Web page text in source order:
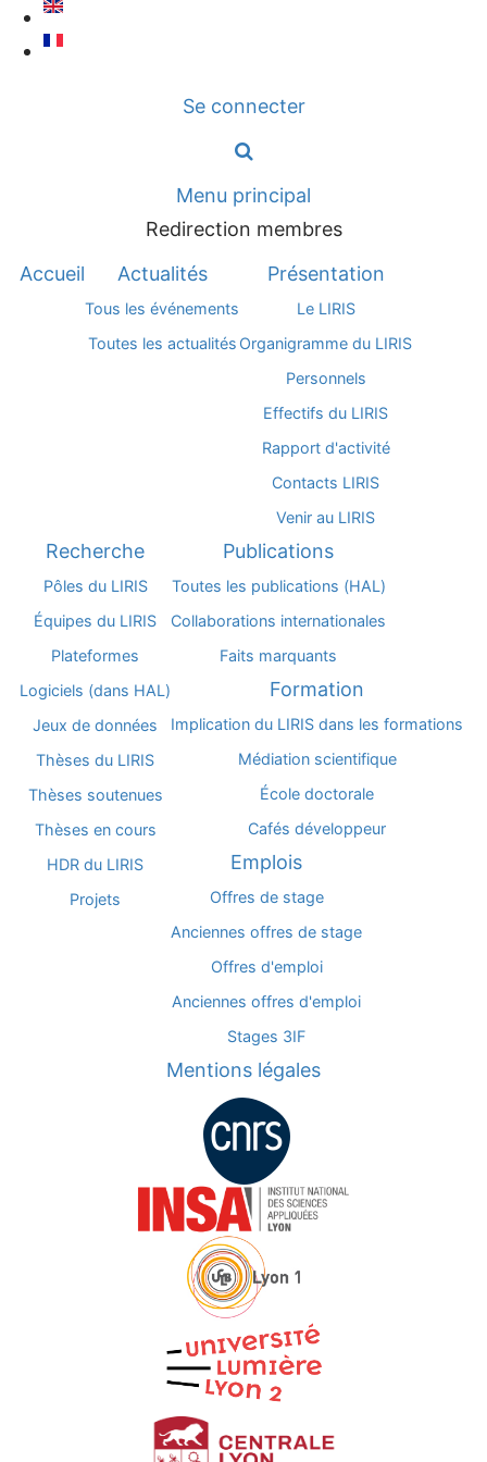
principal
Se connecter
Menu principal
Redirection membres
Accueil
Actualités
Tous les événements
Toutes les actualités
Présentation
Le LIRIS
Organigramme du LIRIS
Personnels
Effectifs du LIRIS
Rapport d'activité
Contacts LIRIS
Venir au LIRIS
Recherche
Pôles du LIRIS
Équipes du LIRIS
Plateformes
Logiciels (dans HAL)
Jeux de données
Thèses du LIRIS
Thèses soutenues
Thèses en cours
HDR du LIRIS
Projets
Publications
Toutes les publications (HAL)
Collaborations internationales
Faits marquants
Formation
Implication du LIRIS dans les formations
Médiation scientifique
École doctorale
Cafés développeur
Emplois
Offres de stage
Anciennes offres de stage
Offres d'emploi
Anciennes offres d'emploi
Stages 3IF
Mentions légales